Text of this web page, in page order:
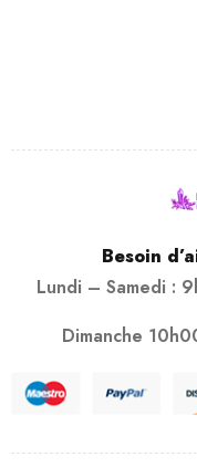
Besoin
Lundi – Samedi :
Dimanche